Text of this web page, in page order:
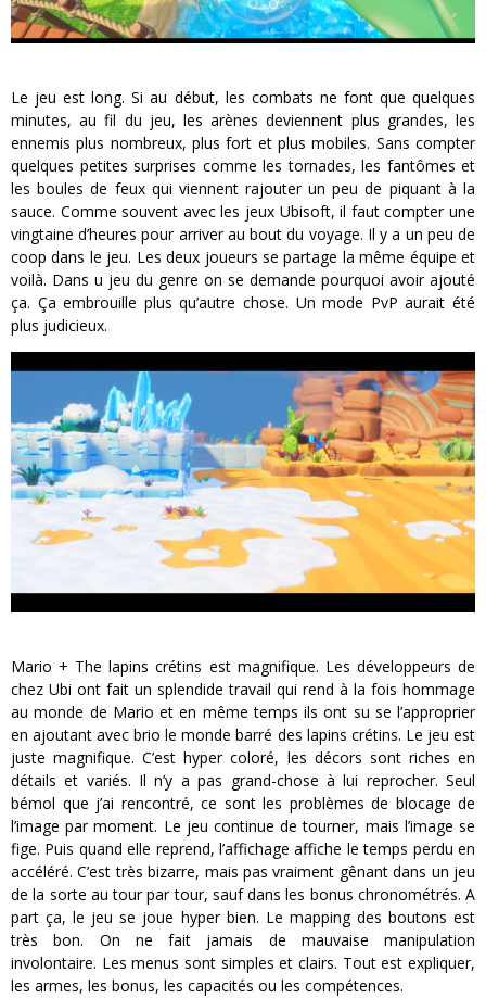
Le jeu est long. Si au début, les combats ne font que quelques
minutes, au fil du jeu, les arènes deviennent plus grandes, les
ennemis plus nombreux, plus fort et plus mobiles. Sans compter
quelques petites surprises comme les tornades, les fantômes et
les boules de feux qui viennent rajouter un peu de piquant à la
sauce. Comme souvent avec les jeux Ubisoft, il faut compter une
vingtaine d’heures pour arriver au bout du voyage. Il y a un peu de
coop dans le jeu. Les deux joueurs se partage la même équipe et
voilà. Dans u jeu du genre on se demande pourquoi avoir ajouté
ça. Ça embrouille plus qu’autre chose. Un mode PvP aurait été
plus judicieux.
Mario + The lapins crétins est magnifique. Les développeurs de
chez Ubi ont fait un splendide travail qui rend à la fois hommage
au monde de Mario et en même temps ils ont su se l’approprier
en ajoutant avec brio le monde barré des lapins crétins. Le jeu est
juste magnifique. C’est hyper coloré, les décors sont riches en
détails et variés. Il n’y a pas grand-chose à lui reprocher. Seul
bémol que j’ai rencontré, ce sont les problèmes de blocage de
l’image par moment. Le jeu continue de tourner, mais l’image se
fige. Puis quand elle reprend, l’affichage affiche le temps perdu en
accéléré. C’est très bizarre, mais pas vraiment gênant dans un jeu
de la sorte au tour par tour, sauf dans les bonus chronométrés. A
part ça, le jeu se joue hyper bien. Le mapping des boutons est
très bon. On ne fait jamais de mauvaise manipulation
involontaire. Les menus sont simples et clairs. Tout est expliquer,
les armes, les bonus, les capacités ou les compétences.